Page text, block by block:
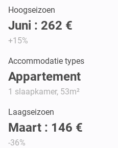
Hoogseizoen
Juni : 262 €
+15%
Accommodatie types
Appartement
1 slaapkamer, 53m²
Laagseizoen
Maart : 146 €
-36%